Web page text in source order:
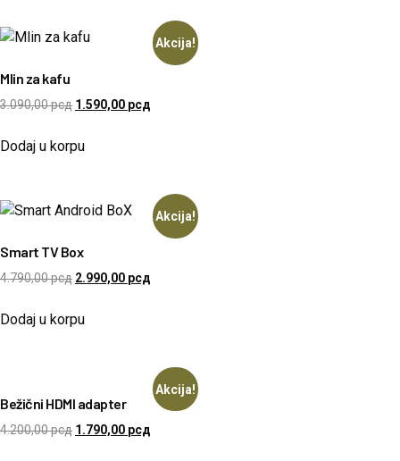
Akcija!
Mlin za kafu
3.090,00рсд 1.590,00 рсд
Dodaj u korpu
Akcija!
Smart TV Box
4.790,00рсд 2.990,00 рсд
Dodaj u korpu
Akcija!
Bežični HDMI adapter
4.200,00рсд 1.790,00 рсд